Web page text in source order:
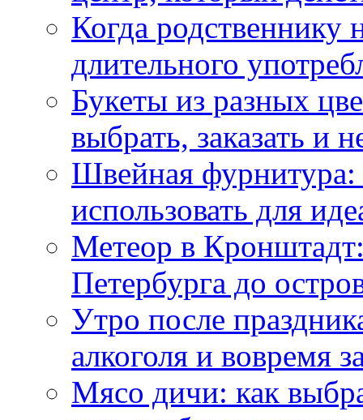
Когда
длительного
Букеты из разных
выбрать, заказать и
Швейная фурнитура:
использовать для
Метеор в
Петербурга до
Утро после
алкоголя и вовремя
Мясо дичи: как